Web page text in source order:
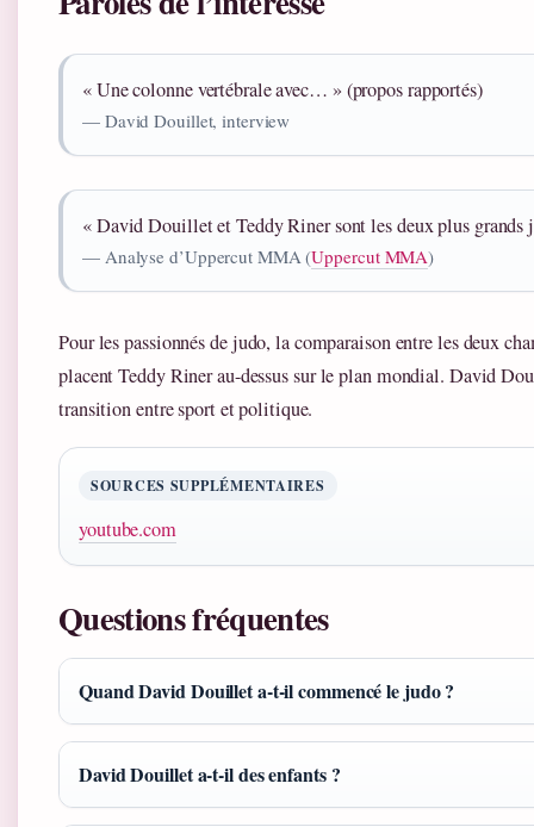
« Une colonne vertébrale avec… » (propos rapportés)
— David Douillet, interview
« David Douillet et Teddy Riner sont les deux plus grands
— Analyse d’Uppercut MMA (Uppercut MMA)
Pour les passionnés de judo, la comparaison entre les deux
placent Teddy Riner au-dessus sur le plan mondial. David
transition entre sport et politique.
SOURCES SUPPLÉMENTAIRES
youtube.com
Questions fréquentes
Quand David Douillet a-t-il commencé le judo ?
David Douillet a-t-il des enfants ?